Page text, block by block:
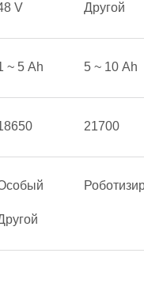
V Другой
~ 5 Аh 5 ~ 10 Аh
21700